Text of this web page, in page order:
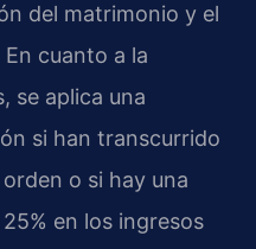
del matrimonio y el
cuanto a la
se aplica una
si han transcurrido
o si hay una
en los ingresos